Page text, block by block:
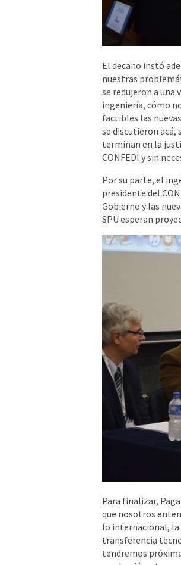
El decano instó
nuestras
se redujeron a una
ingeniería, cómo
factibles las
se discutieron
terminan en la
CONFEDI y sin
Por su parte, el
presidente del
Gobierno y las
SPU esperan
Para finalizar,
que nosotros
lo internacional, la
transferencia
tendremos